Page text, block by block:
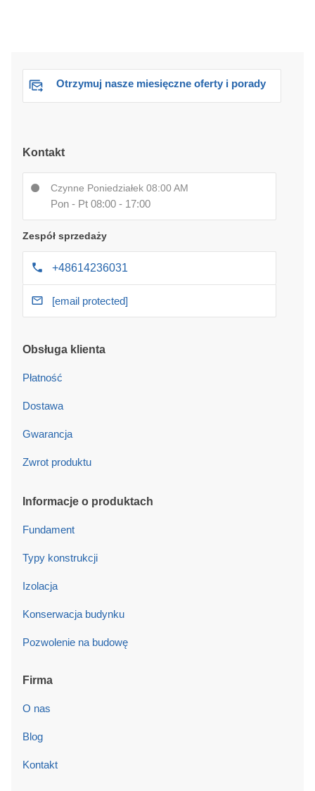
Otrzymuj nasze miesięczne oferty i porady
Kontakt
Czynne Poniedziałek 08:00 AM
Pon - Pt 08:00 - 17:00
Zespół sprzedaży
+48614236031
[email protected]
Obsługa klienta
Płatność
Dostawa
Gwarancja
Zwrot produktu
Informacje o produktach
Fundament
Typy konstrukcji
Izolacja
Konserwacja budynku
Pozwolenie na budowę
Firma
O nas
Blog
Kontakt